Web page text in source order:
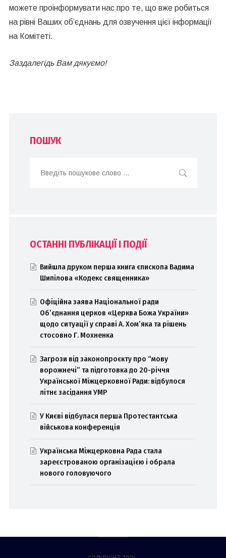
можете проінформувати нас про те, що вже робиться
на рівні Ваших об’єднань для озвучення цієї інформації
на Комітеті.
Заздалегідь Вам дякуємо!
ПОШУК
ОСТАННІ ПУБЛІКАЦІЇ І ПОДІЇ
Вийшла друком перша книга єпископа Вадима
Шипілова «Кодекс священника»
Офіційна заява Національної ради
Об’єднання церков «Церква Божа України»
щодо ситуації у справі А. Хом’яка та рішень
стосовно Г. Мохненка
Загрози від законопроєкту про “мову
ворожнечі” та підготовка до 20-річчя
Української Міжцерковної Ради: відбулося
літнє засідання УМР
У Києві відбулася перша Протестантська
військова конференція
Українська Міжцерковна Рада стала
зареєстрованою організацією і обрала
нового головуючого